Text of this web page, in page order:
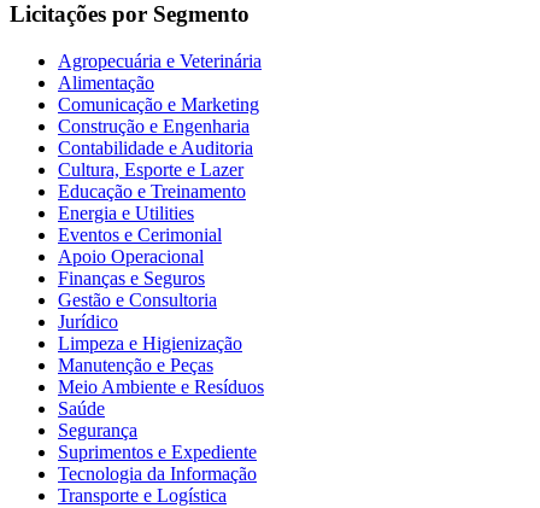
Licitações por Segmento
Agropecuária e Veterinária
Alimentação
Comunicação e Marketing
Construção e Engenharia
Contabilidade e Auditoria
Cultura, Esporte e Lazer
Educação e Treinamento
Energia e Utilities
Eventos e Cerimonial
Apoio Operacional
Finanças e Seguros
Gestão e Consultoria
Jurídico
Limpeza e Higienização
Manutenção e Peças
Meio Ambiente e Resíduos
Saúde
Segurança
Suprimentos e Expediente
Tecnologia da Informação
Transporte e Logística